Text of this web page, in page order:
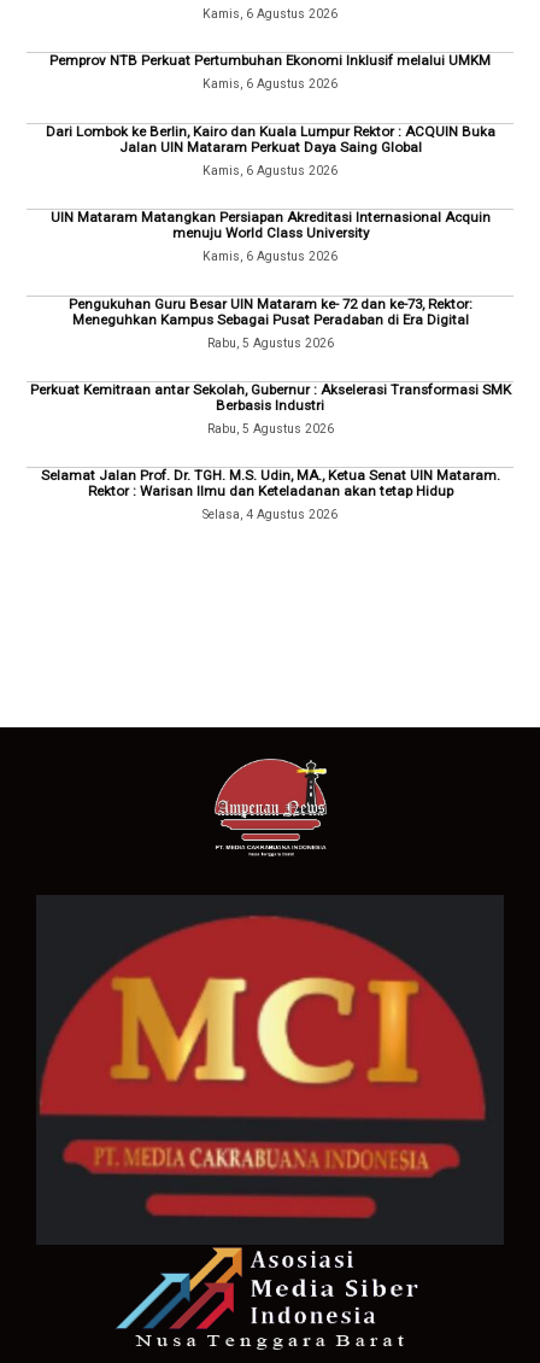
Kamis, 6 Agustus 2026
Pemprov NTB Perkuat Pertumbuhan Ekonomi Inklusif melalui UMKM
Kamis, 6 Agustus 2026
Dari Lombok ke Berlin, Kairo dan Kuala Lumpur Rektor : ACQUIN Buka
Jalan UIN Mataram Perkuat Daya Saing Global
Kamis, 6 Agustus 2026
UIN Mataram Matangkan Persiapan Akreditasi Internasional Acquin
menuju World Class University
Kamis, 6 Agustus 2026
Pengukuhan Guru Besar UIN Mataram ke- 72 dan ke-73, Rektor:
Meneguhkan Kampus Sebagai Pusat Peradaban di Era Digital
Rabu, 5 Agustus 2026
Perkuat Kemitraan antar Sekolah, Gubernur : Akselerasi Transformasi SMK
Berbasis Industri
Rabu, 5 Agustus 2026
Selamat Jalan Prof. Dr. TGH. M.S. Udin, MA., Ketua Senat UIN Mataram.
Rektor : Warisan Ilmu dan Keteladanan akan tetap Hidup
Selasa, 4 Agustus 2026